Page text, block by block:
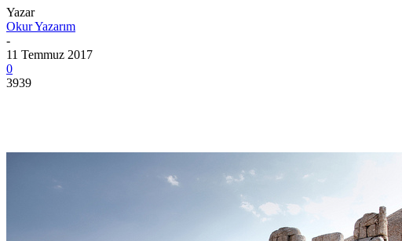
Yazar
Okur Yazarım
-
11 Temmuz 2017
0
3939